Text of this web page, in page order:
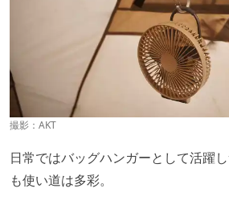
撮影： AKT
日常ではバッグハンガーとして活躍
も使い道は多彩。